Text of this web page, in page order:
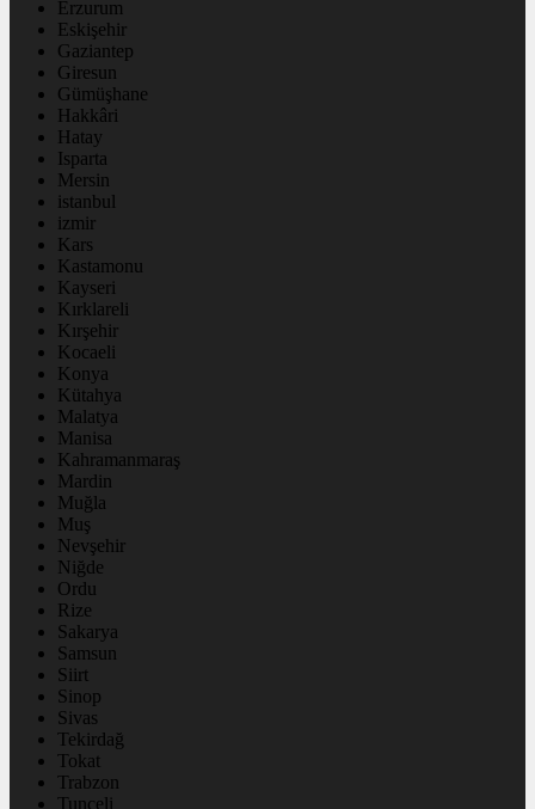
Erzurum
Eskişehir
Gaziantep
Giresun
Gümüşhane
Hakkâri
Hatay
Isparta
Mersin
istanbul
izmir
Kars
Kastamonu
Kayseri
Kırklareli
Kırşehir
Kocaeli
Konya
Kütahya
Malatya
Manisa
Kahramanmaraş
Mardin
Muğla
Muş
Nevşehir
Niğde
Ordu
Rize
Sakarya
Samsun
Siirt
Sinop
Sivas
Tekirdağ
Tokat
Trabzon
Tunceli